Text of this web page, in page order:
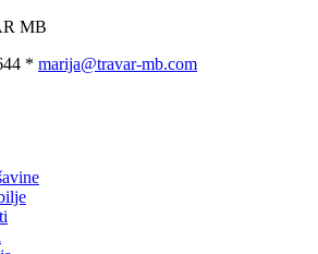
MB
* marija@travar-mb.com